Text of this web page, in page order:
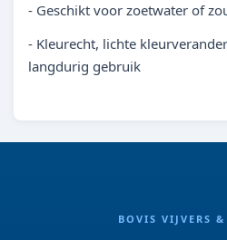
- Geschikt voor zoetwater of
- Kleurecht, lichte
langdurig gebruik
BOVIS VIJVERS